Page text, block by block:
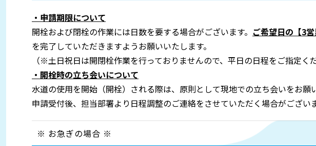
・申請期限について
開栓および閉栓の作業には日数を要する場合がございます。 ご希望日の【3
を完了していただきますようお願いいたします。
（※土日祝日は開閉栓作業を行っておりませんので、平日の日程をご指定くだ
・開栓時の立ち会いについて
水道の使用を開始（開栓）される際は、原則として現地での立ち会いをお願
申請受付後、担当部署より日程調整のご連絡をさせていただく場合がございま
※ お急ぎの場合 ※